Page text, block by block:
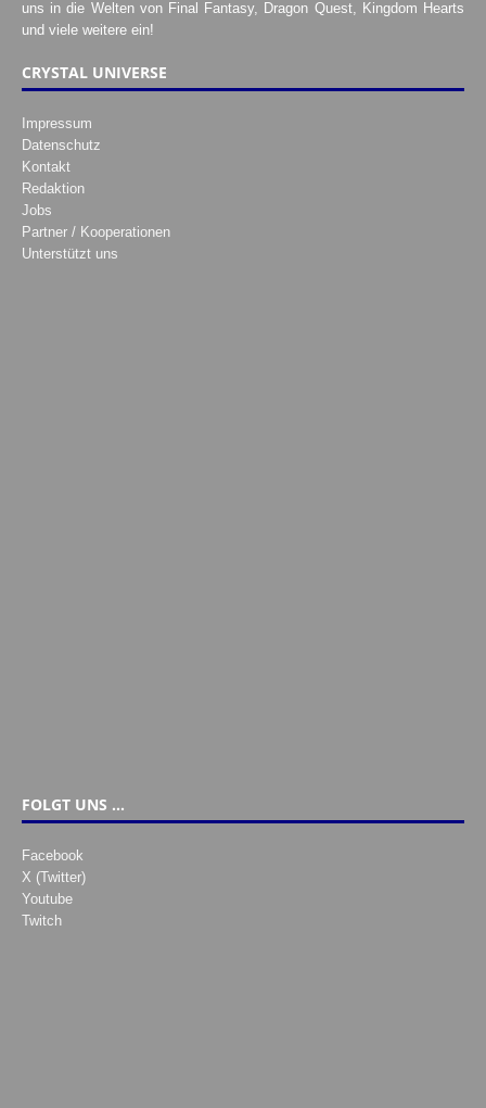
uns in die Welten von Final Fantasy, Dragon Quest, Kingdom Hearts
und viele weitere ein!
CRYSTAL UNIVERSE
Impressum
Datenschutz
Kontakt
Redaktion
Jobs
Partner / Kooperationen
Unterstützt uns
FOLGT UNS …
Facebook
X (Twitter)
Youtube
Twitch